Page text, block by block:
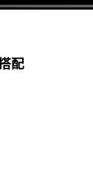
配